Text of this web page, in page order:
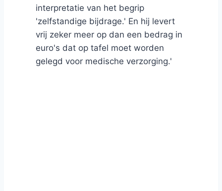
interpretatie van het begrip
'zelfstandige bijdrage.' En hij levert
vrij zeker meer op dan een bedrag in
euro's dat op tafel moet worden
gelegd voor medische verzorging.'